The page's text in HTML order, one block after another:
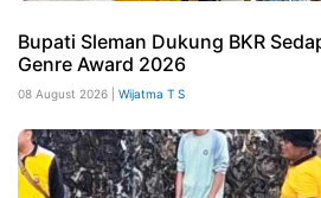
Bupati Sleman Dukung BKR
Genre Award 2026
08 August 2026 | Wijatma T S